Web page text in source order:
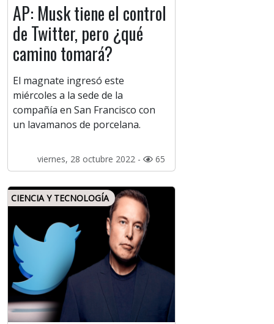
AP: Musk tiene el control
de Twitter, pero ¿qué
camino tomará?
El magnate ingresó este
miércoles a la sede de la
compañía en San Francisco con
un lavamanos de porcelana.
viernes, 28 octubre 2022 - 65
CIENCIA Y TECNOLOGÍA